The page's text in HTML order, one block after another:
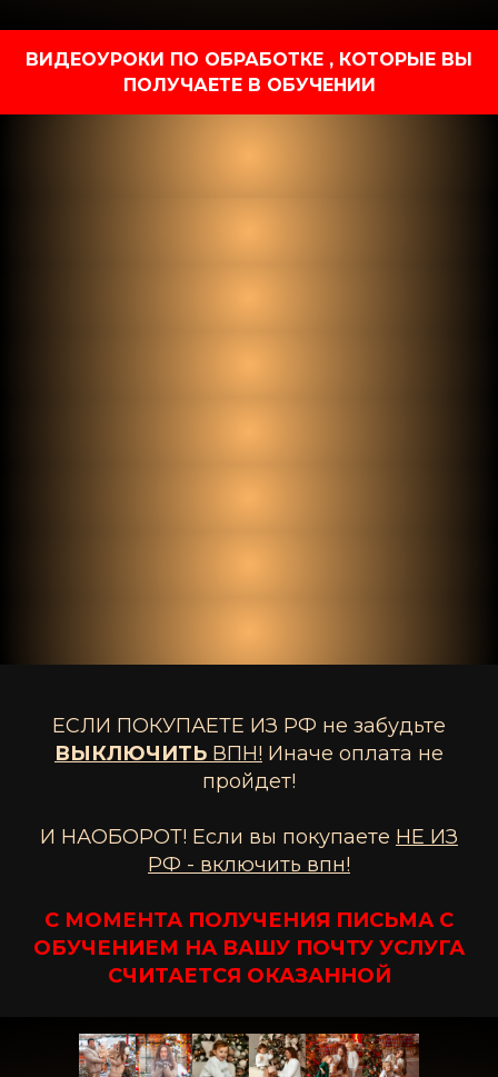
ВИДЕОУРОКИ ПО ОБРАБОТКЕ , КОТОРЫЕ ВЫ
ПОЛУЧАЕТЕ В ОБУЧЕНИИ
ЕСЛИ ПОКУПАЕТЕ ИЗ РФ не забудьте
ВЫКЛЮЧИТЬ ВПН! Иначе оплата не
пройдет!
И НАОБОРОТ! Если вы покупаете НЕ ИЗ
РФ - включить впн!
С МОМЕНТА ПОЛУЧЕНИЯ ПИСЬМА С
ОБУЧЕНИЕМ НА ВАШУ ПОЧТУ УСЛУГА
СЧИТАЕТСЯ ОКАЗАННОЙ